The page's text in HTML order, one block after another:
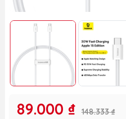
89.000 ₫ 148.333 ₫